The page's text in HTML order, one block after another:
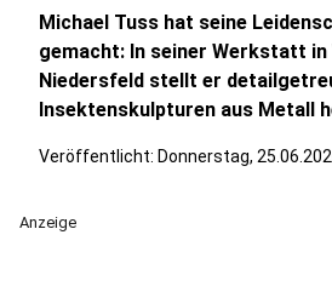
Michael Tuss hat seine
gemacht: In seiner Werkstatt
Niedersfeld stellt er
Insektenskulpturen aus Metall
Veröffentlicht: Donnerstag,
Anzeige